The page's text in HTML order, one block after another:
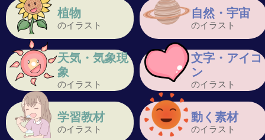
植物
のイラスト
自然・宇宙
のイラスト
天気・気象現
象
のイラスト
文字・アイコ
ン
のイラスト
学習教材
のイラスト
動く素材
のイラスト